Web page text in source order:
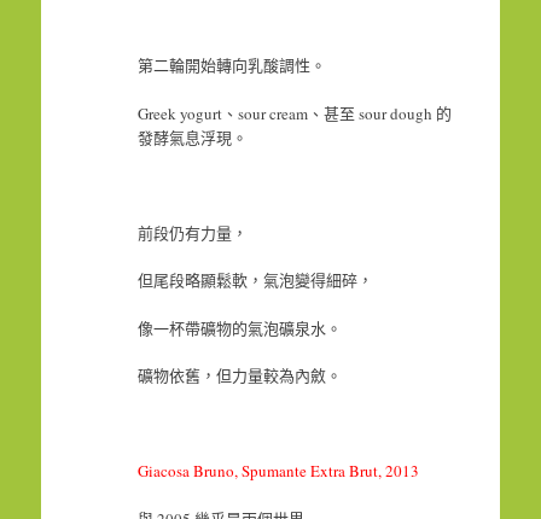
第二輪開始轉向乳酸調性。
Greek yogurt、sour cream、甚至 sour dough 的
發酵氣息浮現。
前段仍有力量，
但尾段略顯鬆軟，氣泡變得細碎，
像一杯帶礦物的氣泡礦泉水。
礦物依舊，但力量較為內斂。
Giacosa Bruno, Spumante Extra Brut, 2013